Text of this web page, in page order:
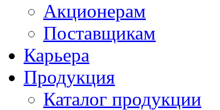
Акционерам
Поставщикам
Карьера
Продукция
Каталог продукции